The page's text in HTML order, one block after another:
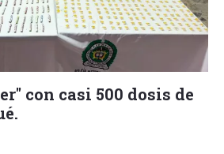
con casi 500 dosis de